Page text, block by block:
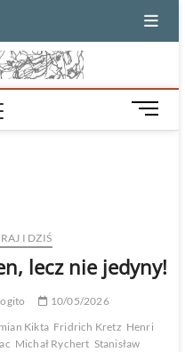
M
e
o
I DZIŚ
lecz nie jedyny!
10/05/2026
Kikta Fridrich Kretz Henri
Michał Rychert Stanisław